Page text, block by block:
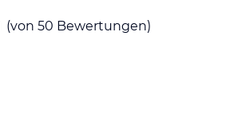
(von 50 Bewertungen)